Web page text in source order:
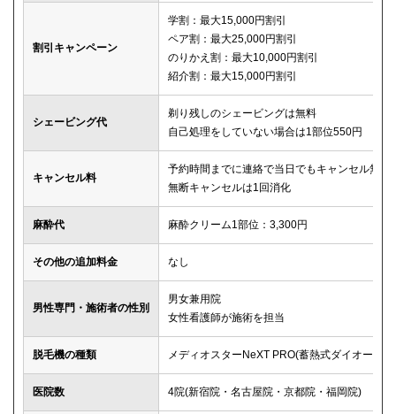
割引キャンペーン
学割：最大15,000円割引
ペア割：最大25,000円割引
のりかえ割：最大10,000円割引
紹介割：最大15,000円割引
シェービング代
剃り残しのシェービングは無料
自己処理をしていない場合は1部位550円
キャンセル料
予約時間までに連絡で当日でもキャンセル無料
無断キャンセルは1回消化
麻酔代 麻酔クリーム1部位：3,300円
その他の追加料金 なし
男性専門・施術者の性別
男女兼用院
女性看護師が施術を担当
脱毛機の種類 メディオスターNeXT PRO(蓄熱式ダイオード)
医院数 4院(新宿院・名古屋院・京都院・福岡院)